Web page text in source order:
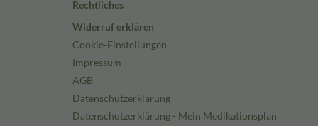
Rechtliches
Widerruf erklären
Cookie-Einstellungen
Impressum
AGB
Datenschutzerklärung
Datenschutzerklärung - Mein Medikationsplan